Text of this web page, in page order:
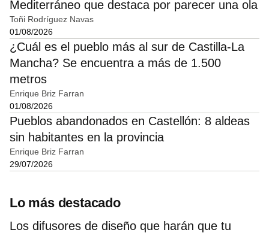
Mediterráneo que destaca por parecer una ola
Toñi Rodríguez Navas
01/08/2026
¿Cuál es el pueblo más al sur de Castilla-La
Mancha? Se encuentra a más de 1.500
metros
Enrique Briz Farran
01/08/2026
Pueblos abandonados en Castellón: 8 aldeas
sin habitantes en la provincia
Enrique Briz Farran
29/07/2026
Lo más destacado
Los difusores de diseño que harán que tu